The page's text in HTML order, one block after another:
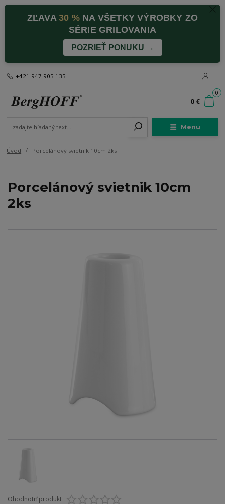
ZĽAVA30 %NA VŠETKY VÝROBKY ZO
SÉRIE GRILOVANIA
POZRIEŤ PONUKU →
Menu
+421 947 905 135
0
0 €
Úvod Porcelánový svietnik 10cm 2ks
Porcelánový svietnik 10cm
2ks
Ohodnotiť produkt